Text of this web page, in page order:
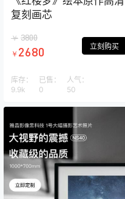
复刻画芯
￥ 3800
￥ 2680 立刻购买
库存：
9.9k
已售：
0
人气：
50